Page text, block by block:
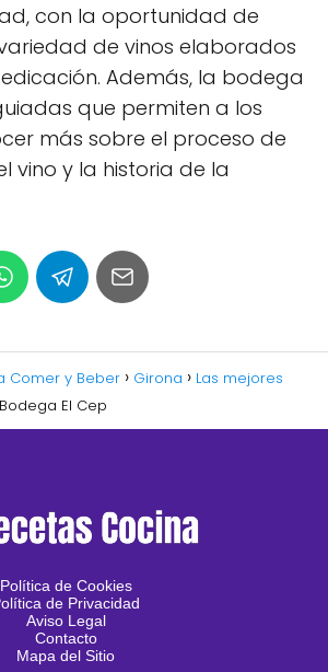
con la oportunidad de
de vinos elaborados
Además, la bodega
que permiten a los
más sobre el proceso de
vino y la historia de la
Comer y Beber Girona
Las mejores
Bodega El Cep
Política de Cookies
de Privacidad
Aviso Legal
Contacto
Mapa del Sitio